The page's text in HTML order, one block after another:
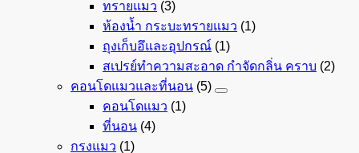
ทรายแมว (3)
ห้องน้ำ กระบะทรายแมว (1)
ถุงเก็บอึและอุปกรณ์ (1)
สเปรย์ทำความสะอาด กำจัดกลิ่น คราบ (2)
คอนโดแมวและที่นอน (5)
คอนโดแมว (1)
ที่นอน (4)
กรงแมว (1)